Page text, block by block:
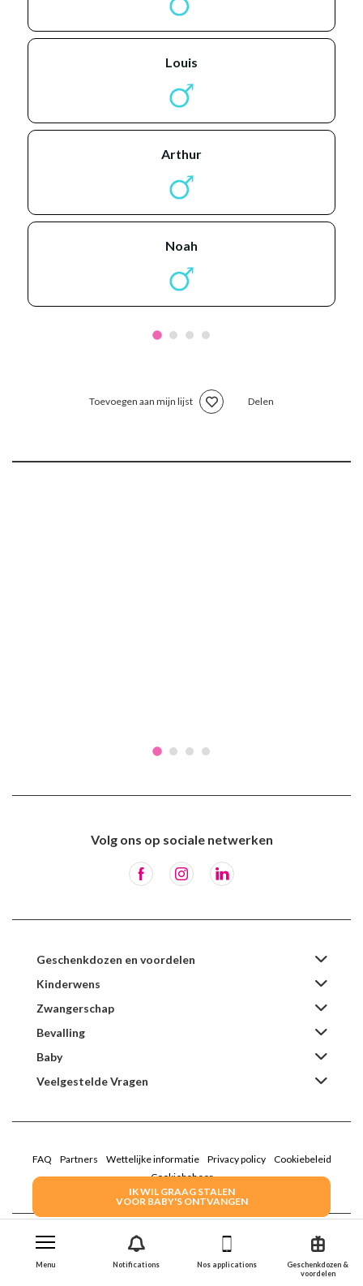
Geschenkdozen &
voordelen
Nos applications
Notifications
Menu
IK WIL GRAAG STALEN
VOOR BABY'S ONTVANGEN
louis
arthur
noah
Toevoegen aan mijn lijst Delen
Volg ons op sociale netwerken
Geschenkdozen en voordelen
Kinderwens
Zwangerschap
Bevalling
Baby
Veelgestelde Vragen
FAQ Partners Wettelijke informatie Privacy policy
Cookiebeleid
Cookiebeheer
2022 Family Service - De Roze Doos